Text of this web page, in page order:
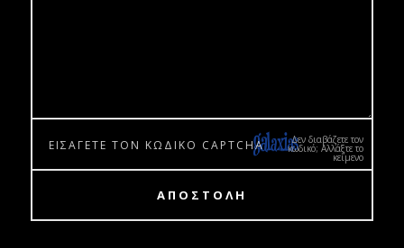
Δεν διαβάζετε τον
κωδικό; Αλλάξτε το
κείμενο
ΑΠΟΣΤΟΛΗ